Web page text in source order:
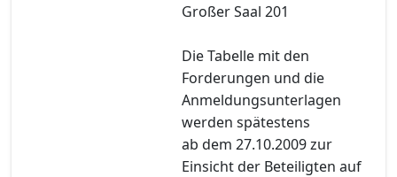
Großer Saal 201
Die Tabelle mit den
Forderungen und die
Anmeldungsunterlagen
werden spätestens
ab dem 27.10.2009 zur
Einsicht der Beteiligten auf